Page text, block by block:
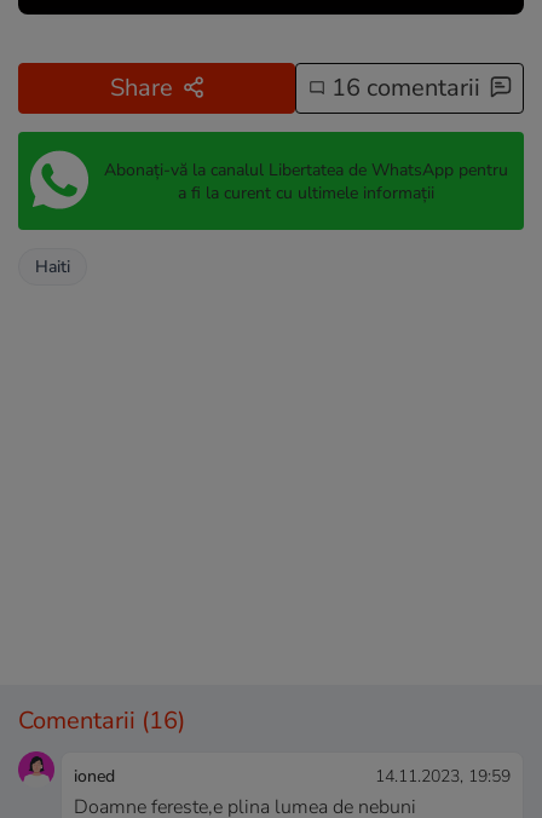
Share 16 comentarii
Abonați-vă la canalul Libertatea de WhatsApp pentru
a fi la curent cu ultimele informații
Haiti
Comentarii (16)
ioned 14.11.2023, 19:59
Doamne fereste,e plina lumea de nebuni